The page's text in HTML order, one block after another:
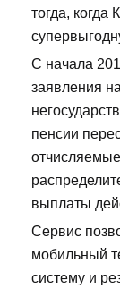
тогда, когда
С начала
заявления
пенсии
выплаты
Сервис
мобильный
систему и